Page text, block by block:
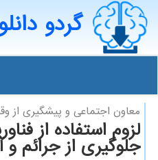
گردو
معاون اجتماعی و پیشگیری از
لزوم استفاده از
جلوگیری از جرائم و